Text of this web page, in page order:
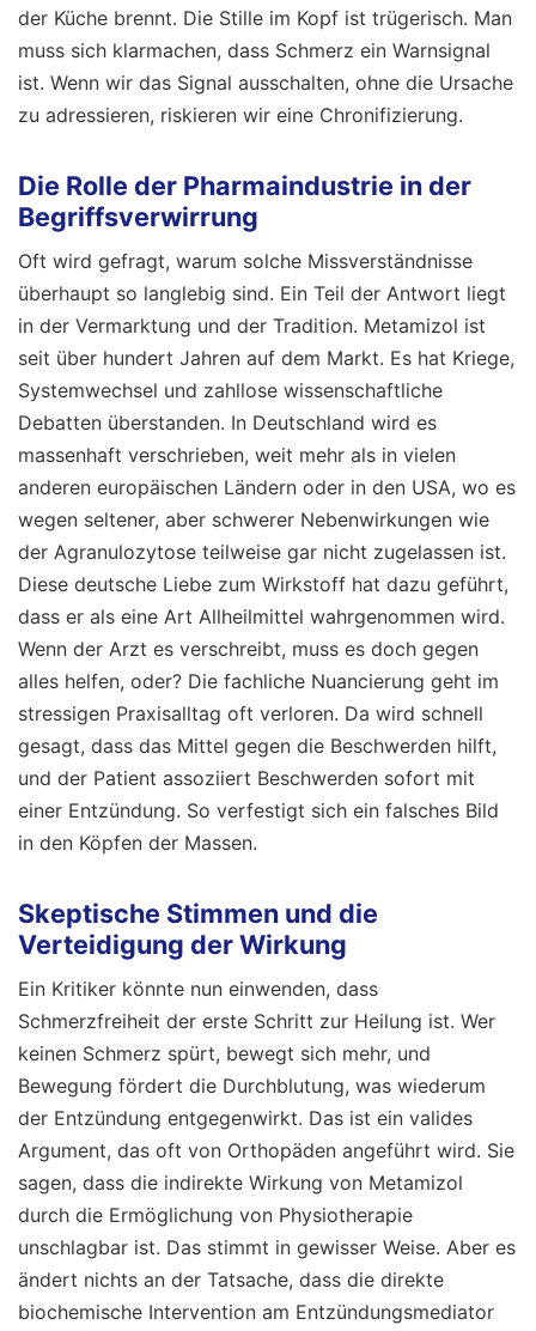
der Küche brennt. Die Stille im Kopf ist trügerisch. Man
muss sich klarmachen, dass Schmerz ein Warnsignal
ist. Wenn wir das Signal ausschalten, ohne die Ursache
zu adressieren, riskieren wir eine Chronifizierung.
Die Rolle der Pharmaindustrie in der
Begriffsverwirrung
Oft wird gefragt, warum solche Missverständnisse
überhaupt so langlebig sind. Ein Teil der Antwort liegt
in der Vermarktung und der Tradition. Metamizol ist
seit über hundert Jahren auf dem Markt. Es hat Kriege,
Systemwechsel und zahllose wissenschaftliche
Debatten überstanden. In Deutschland wird es
massenhaft verschrieben, weit mehr als in vielen
anderen europäischen Ländern oder in den USA, wo es
wegen seltener, aber schwerer Nebenwirkungen wie
der Agranulozytose teilweise gar nicht zugelassen ist.
Diese deutsche Liebe zum Wirkstoff hat dazu geführt,
dass er als eine Art Allheilmittel wahrgenommen wird.
Wenn der Arzt es verschreibt, muss es doch gegen
alles helfen, oder? Die fachliche Nuancierung geht im
stressigen Praxisalltag oft verloren. Da wird schnell
gesagt, dass das Mittel gegen die Beschwerden hilft,
und der Patient assoziiert Beschwerden sofort mit
einer Entzündung. So verfestigt sich ein falsches Bild
in den Köpfen der Massen.
Skeptische Stimmen und die
Verteidigung der Wirkung
Ein Kritiker könnte nun einwenden, dass
Schmerzfreiheit der erste Schritt zur Heilung ist. Wer
keinen Schmerz spürt, bewegt sich mehr, und
Bewegung fördert die Durchblutung, was wiederum
der Entzündung entgegenwirkt. Das ist ein valides
Argument, das oft von Orthopäden angeführt wird. Sie
sagen, dass die indirekte Wirkung von Metamizol
durch die Ermöglichung von Physiotherapie
unschlagbar ist. Das stimmt in gewisser Weise. Aber es
ändert nichts an der Tatsache, dass die direkte
biochemische Intervention am Entzündungsmediator